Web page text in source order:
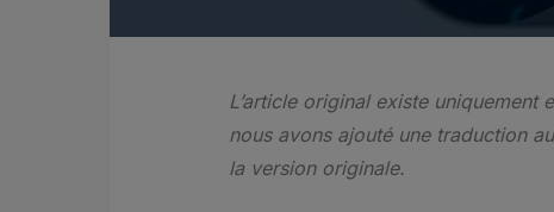
L’article original existe
nous avons ajouté une traduction
la version originale.